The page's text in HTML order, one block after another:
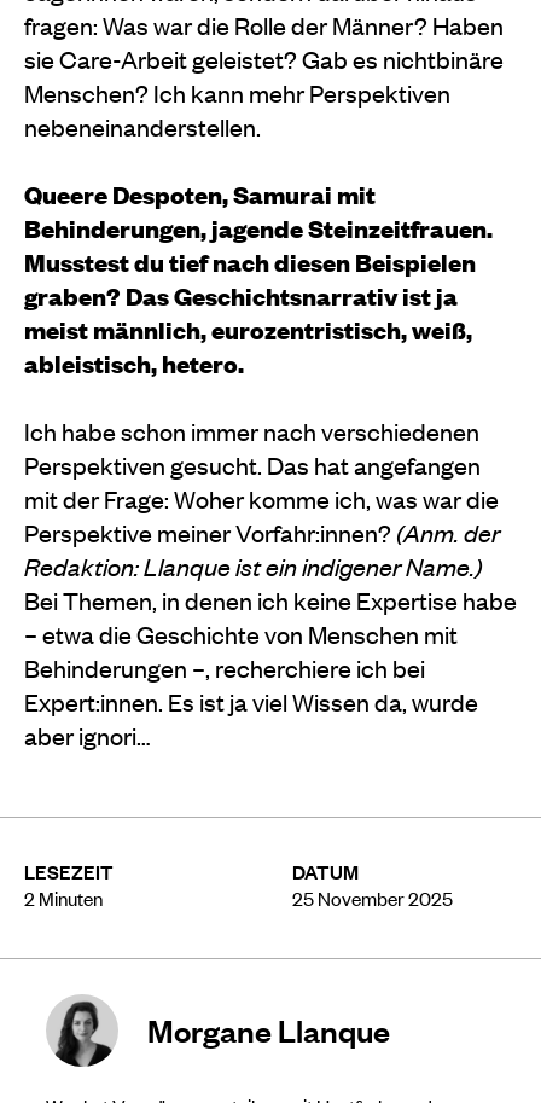
LESEZEIT
2 Minuten
DATUM
25 November 2025
fragen: Was war die Rolle der Männer? Haben
sie Care-Arbeit geleistet? Gab es nichtbinäre
Menschen? Ich kann mehr Perspektiven
nebeneinanderstellen.
Queere Despoten, Samurai mit
Behinderungen, jagende Steinzeitfrauen.
Musstest du tief nach diesen Beispielen
graben? Das Geschichtsnarrativ ist ja
meist männlich, eurozentristisch, weiß,
ableistisch, hetero.
Ich habe schon immer nach verschiedenen
Perspektiven gesucht. Das hat angefangen
mit der Frage: Woher komme ich, was war die
Perspektive meiner Vorfahr:innen? (Anm. der
Redaktion: Llanque ist ein indigener Name.)
Bei Themen, in denen ich keine Expertise habe
– etwa die Geschichte von Menschen mit
Behinderungen –, recherchiere ich bei
Expert:innen. Es ist ja viel Wissen da, wurde
aber ignori…
Morgane Llanque